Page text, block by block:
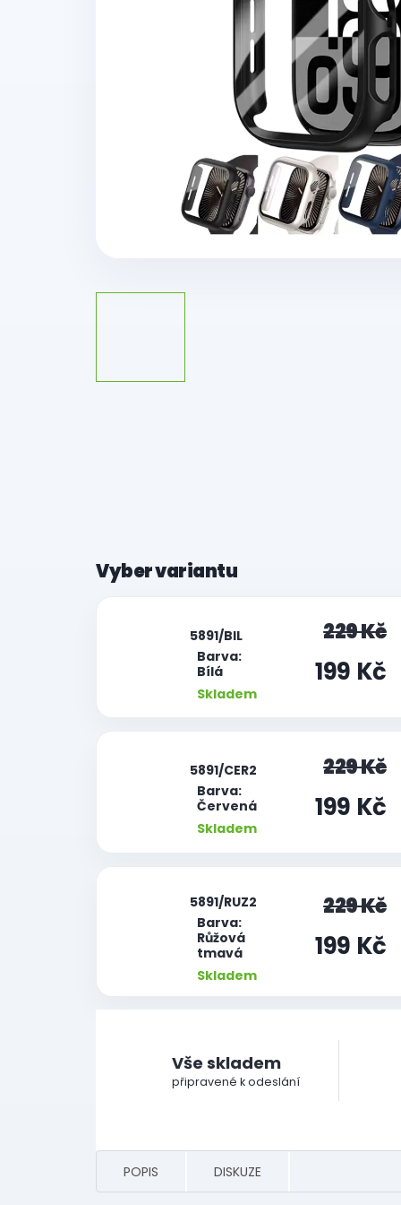
Barva:
Bílá
Skladem
5891/BIL
229 Kč
199 Kč
Barva:
Červená
Skladem
5891/CER2
229 Kč
199 Kč
Barva:
Růžová
tmavá
Skladem
5891/RUZ2
229 Kč
199 Kč
Vše skladem
připravené k odeslání
POPIS DISKUZE